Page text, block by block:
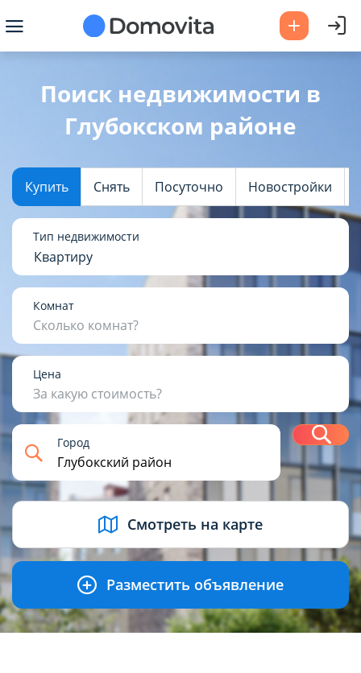
Поиск недвижимости в
Глубокском районе
Купить Снять Посуточно Новостройки
Тип недвижимости
Квартиру
Комнат
Сколько комнат?
Цена
За какую стоимость?
USD BYN EUR RUB
Город
Смотреть на карте
Разместить объявление
Да Выбрать город